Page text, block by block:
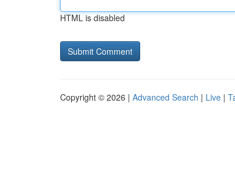
HTML is disabled
Copyright © 2026 | Advanced Search | Live |